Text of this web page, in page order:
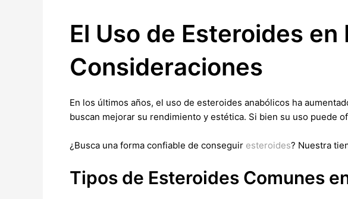
El Uso de Esteroides
Consideraciones
En los últimos años, el uso de esteroides anabólicos ha
buscan mejorar su rendimiento y estética. Si bien su uso puede
¿Busca una forma confiable de conseguir esteroides? Nuestra
Tipos de Esteroides Comunes